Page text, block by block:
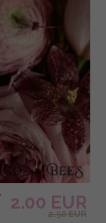
2.00 EUR
2.50 EUR